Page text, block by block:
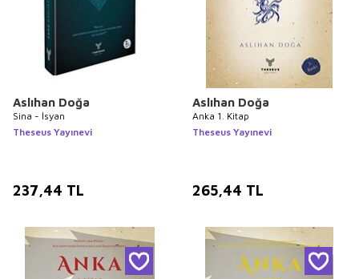
Aslıhan Doğa
Sina - İsyan
Theseus Yayınevi
237,44 TL
Aslıhan Doğa
Anka 1. Kitap
Theseus Yayınevi
265,44 TL